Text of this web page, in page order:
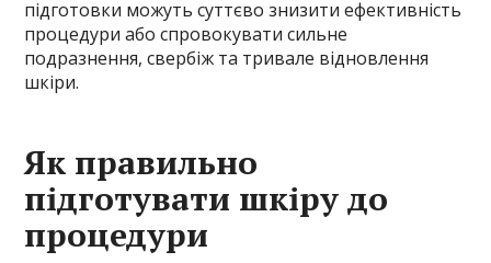
підготовки можуть суттєво знизити ефективність
процедури або спровокувати сильне
подразнення, свербіж та тривале відновлення
шкіри.
Як правильно
підготувати шкіру до
процедури